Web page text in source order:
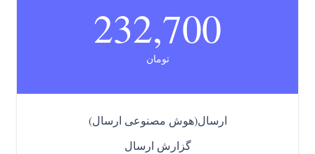
232,700
تومان
ارسال(هوش مصنوعی ارسال)
گزارش ارسال